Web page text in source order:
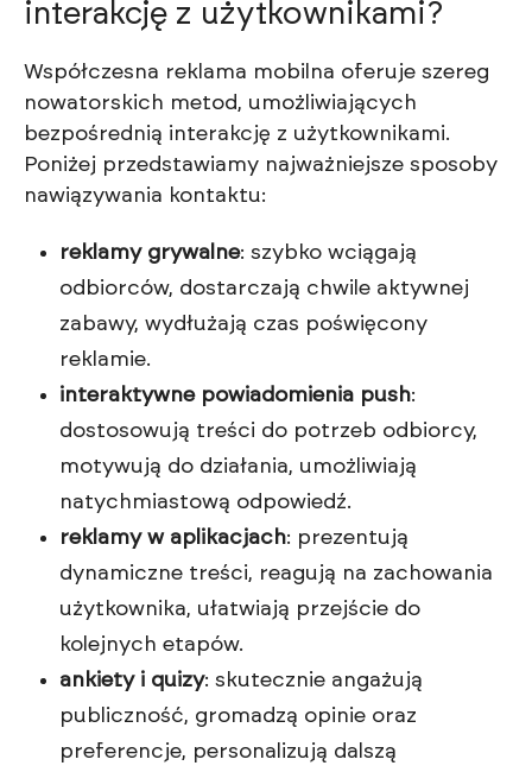
interakcję z użytkownikami?
Współczesna reklama mobilna oferuje szereg
nowatorskich metod, umożliwiających
bezpośrednią interakcję z użytkownikami.
Poniżej przedstawiamy najważniejsze sposoby
nawiązywania kontaktu:
reklamy grywalne: szybko wciągają
odbiorców, dostarczają chwile aktywnej
zabawy, wydłużają czas poświęcony
reklamie.
interaktywne powiadomienia push:
dostosowują treści do potrzeb odbiorcy,
motywują do działania, umożliwiają
natychmiastową odpowiedź.
reklamy w aplikacjach: prezentują
dynamiczne treści, reagują na zachowania
użytkownika, ułatwiają przejście do
kolejnych etapów.
ankiety i quizy: skutecznie angażują
publiczność, gromadzą opinie oraz
preferencje, personalizują dalszą